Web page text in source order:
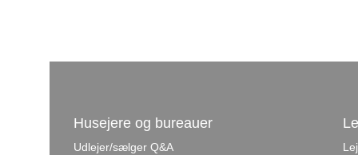
Husejere og bureauer
Udlejer/sælger Q&A